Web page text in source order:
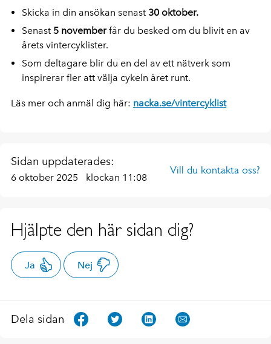
Skicka in din ansökan senast 30 oktober.
Senast 5 novemberfår du besked om du blivit en av
årets vintercyklister.
Som deltagare blir du en del av ett nätverk som
inspirerar fler att välja cykeln året runt.
Läs mer och anmäl dig här: nacka.se/vintercyklist
Sidan uppdaterades:
6 oktober 2025 klockan 11:08
Vill du kontakta oss?
Hjälpte den här sidan dig?
Ja Nej
Dela sidan